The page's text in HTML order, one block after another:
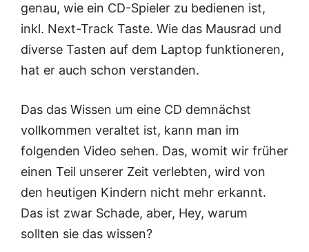
genau, wie ein CD-Spieler zu bedienen ist,
inkl. Next-Track Taste. Wie das Mausrad und
diverse Tasten auf dem Laptop funktioneren,
hat er auch schon verstanden.
Das das Wissen um eine CD demnächst
vollkommen veraltet ist, kann man im
folgenden Video sehen. Das, womit wir früher
einen Teil unserer Zeit verlebten, wird von
den heutigen Kindern nicht mehr erkannt.
Das ist zwar Schade, aber, Hey, warum
sollten sie das wissen?